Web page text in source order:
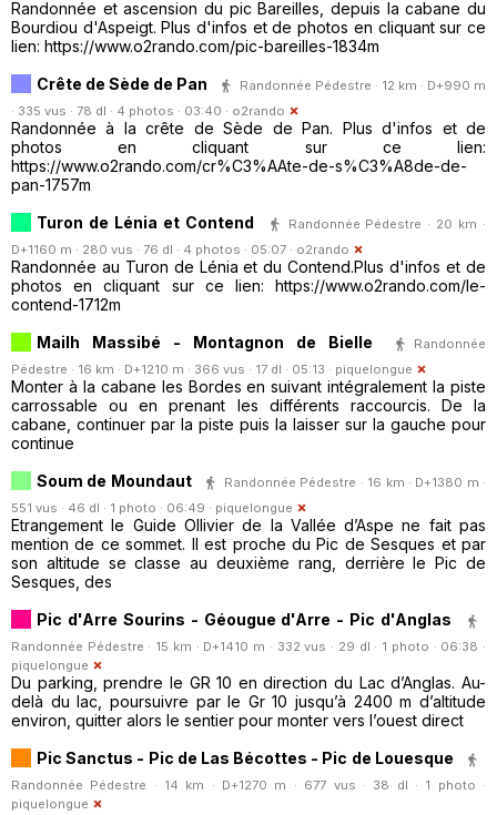
Randonnée et ascension du pic Bareilles, depuis la cabane du
Bourdiou d'Aspeigt. Plus d'infos et de photos en cliquant sur ce
lien: https://www.o2rando.com/pic-bareilles-1834m
Crête de Sède de Pan
Randonnée Pédestre · 12 km · D+990 m
· 335 vus · 78 dl · 4 photos · 03:40 · o2rando
Randonnée à la crête de Sède de Pan. Plus d'infos et de
photos en cliquant sur ce lien:
https://www.o2rando.com/cr%C3%AAte-de-s%C3%A8de-de-
pan-1757m
Turon de Lénia et Contend
Randonnée Pédestre · 20 km ·
D+1160 m · 280 vus · 76 dl · 4 photos · 05:07 · o2rando
Randonnée au Turon de Lénia et du Contend.Plus d'infos et de
photos en cliquant sur ce lien: https://www.o2rando.com/le-
contend-1712m
Mailh Massibé - Montagnon de Bielle
Randonnée
Pédestre · 16 km · D+1210 m · 366 vus · 17 dl · 05:13 · piquelongue
Monter à la cabane les Bordes en suivant intégralement la piste
carrossable ou en prenant les différents raccourcis. De la
cabane, continuer par la piste puis la laisser sur la gauche pour
continue
Soum de Moundaut
Randonnée Pédestre · 16 km · D+1380 m ·
551 vus · 46 dl · 1 photo · 06:49 · piquelongue
Etrangement le Guide Ollivier de la Vallée d’Aspe ne fait pas
mention de ce sommet. Il est proche du Pic de Sesques et par
son altitude se classe au deuxième rang, derrière le Pic de
Sesques, des
Pic d'Arre Sourins - Géougue d'Arre - Pic d'Anglas
Randonnée Pédestre · 15 km · D+1410 m · 332 vus · 29 dl · 1 photo · 06:38 ·
piquelongue
Du parking, prendre le GR 10 en direction du Lac d’Anglas. Au-
delà du lac, poursuivre par le Gr 10 jusqu’à 2400 m d’altitude
environ, quitter alors le sentier pour monter vers l’ouest direct
Pic Sanctus - Pic de Las Bécottes - Pic de Louesque
Randonnée Pédestre · 14 km · D+1270 m · 677 vus · 38 dl · 1 photo ·
piquelongue